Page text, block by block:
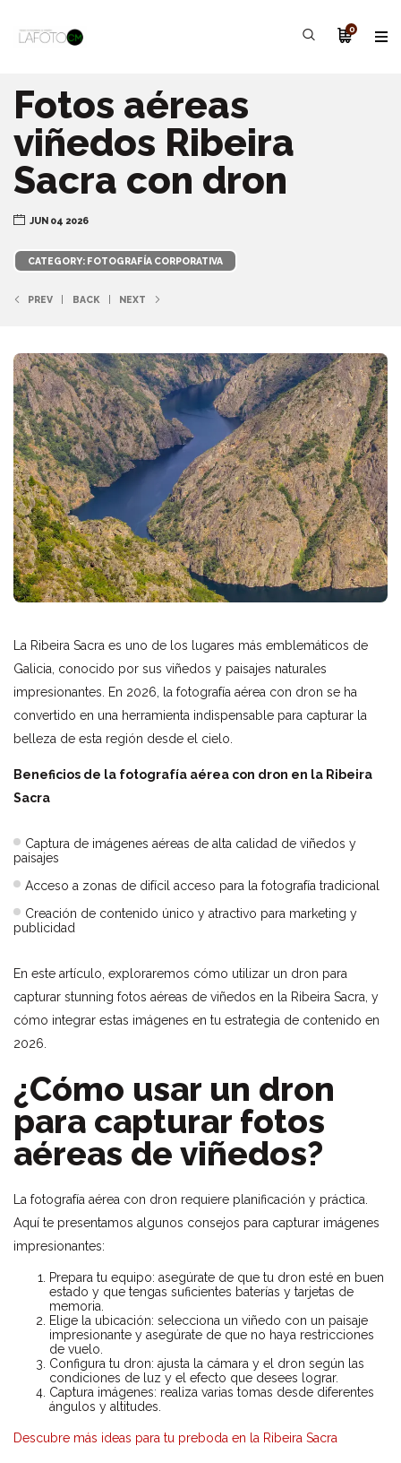
0
Fotos aéreas
viñedos Ribeira
Sacra con dron
JUN 04 2026
CATEGORY: FOTOGRAFÍA CORPORATIVA
PREV BACK NEXT
La Ribeira Sacra es uno de los lugares más emblemáticos de
Galicia, conocido por sus viñedos y paisajes naturales
impresionantes. En 2026, la fotografía aérea con dron se ha
convertido en una herramienta indispensable para capturar la
belleza de esta región desde el cielo.
Beneficios de la fotografía aérea con dron en la Ribeira
Sacra
Captura de imágenes aéreas de alta calidad de viñedos y
paisajes
Acceso a zonas de difícil acceso para la fotografía tradicional
Creación de contenido único y atractivo para marketing y
publicidad
En este artículo, exploraremos cómo utilizar un dron para
capturar stunning fotos aéreas de viñedos en la Ribeira Sacra, y
cómo integrar estas imágenes en tu estrategia de contenido en
2026.
¿Cómo usar un dron
para capturar fotos
aéreas de viñedos?
La fotografía aérea con dron requiere planificación y práctica.
Aquí te presentamos algunos consejos para capturar imágenes
impresionantes:
Prepara tu equipo: asegúrate de que tu dron esté en buen
estado y que tengas suficientes baterías y tarjetas de
memoria.
Elige la ubicación: selecciona un viñedo con un paisaje
impresionante y asegúrate de que no haya restricciones
de vuelo.
Configura tu dron: ajusta la cámara y el dron según las
condiciones de luz y el efecto que desees lograr.
Captura imágenes: realiza varias tomas desde diferentes
ángulos y altitudes.
Descubre más ideas para tu preboda en la Ribeira Sacra